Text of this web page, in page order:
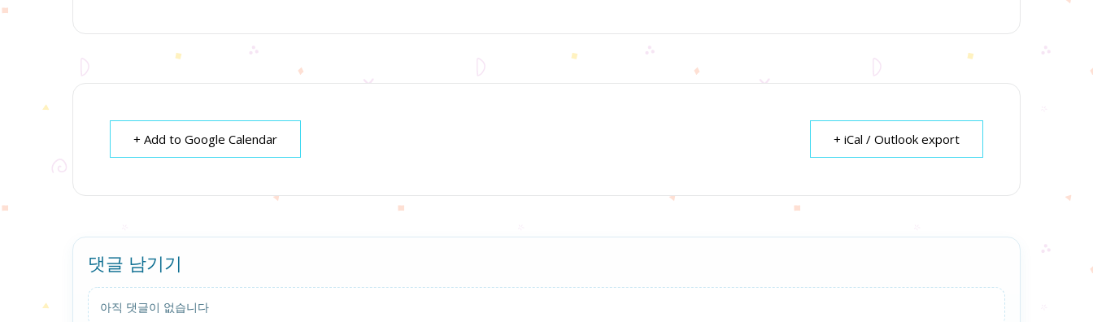
+ Add to Google Calendar + iCal / Outlook export
댓글 남기기
아직 댓글이 없습니다